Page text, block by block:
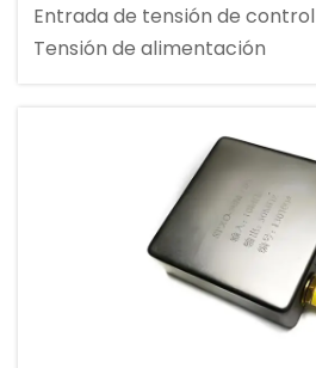
Entrada de tensión de control
Tensión de alimentación